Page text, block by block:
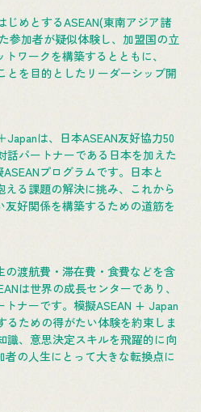
じめとするASEAN(東南アジア諸
参加者が疑似体験し、加盟国の立
ワークを構築するとともに、
とを目的としたリーダーシップ開
は、日本ASEAN友好協力50
話パートナーである日本を加えた
プログラムです。日本と
える課題の解決に挑み、これから
好関係を構築するための道筋を
渡航費・滞在費・食費などを含
は世界の成長センターであり、
トナーです。模擬ASEAN + Japan
るための得がたい体験を約束しま
識、意思決定スキルを飛躍的に向
の人生にとって大きな転換点に